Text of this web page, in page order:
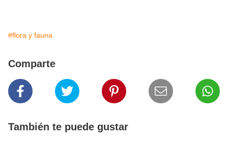
#flora y fauna
Comparte
También te puede gustar